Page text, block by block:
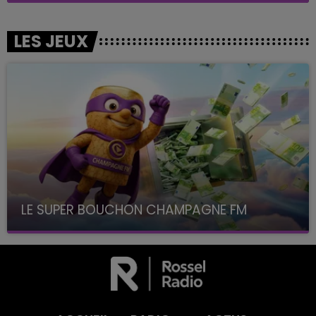
LES JEUX
LE SUPER BOUCHON CHAMPAGNE FM
avec La Famille Champagne FM, à 8H10